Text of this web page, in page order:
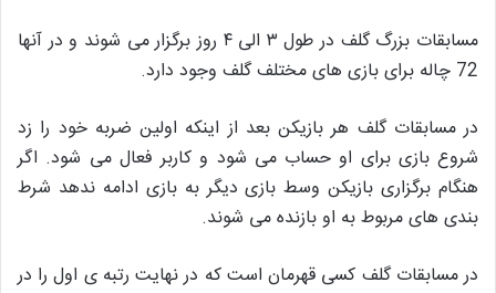
مسابقات بزرگ گلف در طول ۳ الی ۴ روز برگزار می شوند و در آنها
72 چاله برای بازی های مختلف گلف وجود دارد.
در مسابقات گلف هر بازیکن بعد از اینکه اولین ضربه خود را زد
شروع بازی برای او حساب می شود و کاربر فعال می شود. اگر
هنگام برگزاری بازیکن وسط بازی دیگر به بازی ادامه ندهد شرط
بندی های مربوط به او بازنده می شوند.
در مسابقات گلف کسی قهرمان است که در نهایت رتبه ی اول را در